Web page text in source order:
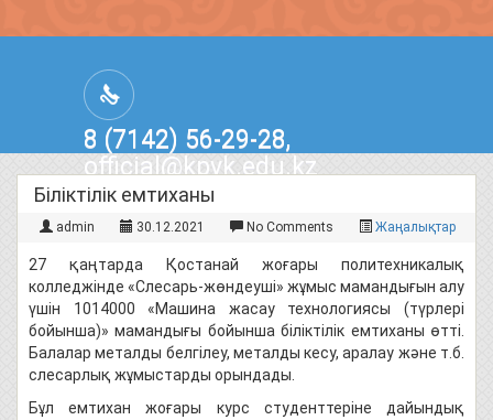
8 (7142) 56-29-28,
official@kpvk.edu.kz
г.Костанай, Проспект Кобыланды
Батыра, 3
Біліктілік емтиханы
admin 30.12.2021 No Comments Жаңалықтар
27 қаңтарда Қостанай жоғары политехникалық
колледжінде «Слесарь-жөндеуші» жұмыс мамандығын алу
үшін 1014000 «Машина жасау технологиясы (түрлері
бойынша)» мамандығы бойынша біліктілік емтиханы өтті.
Балалар металды белгілеу, металды кесу, аралау және т.б.
слесарлық жұмыстарды орындады.
Бұл емтихан жоғары курс студенттеріне дайындық